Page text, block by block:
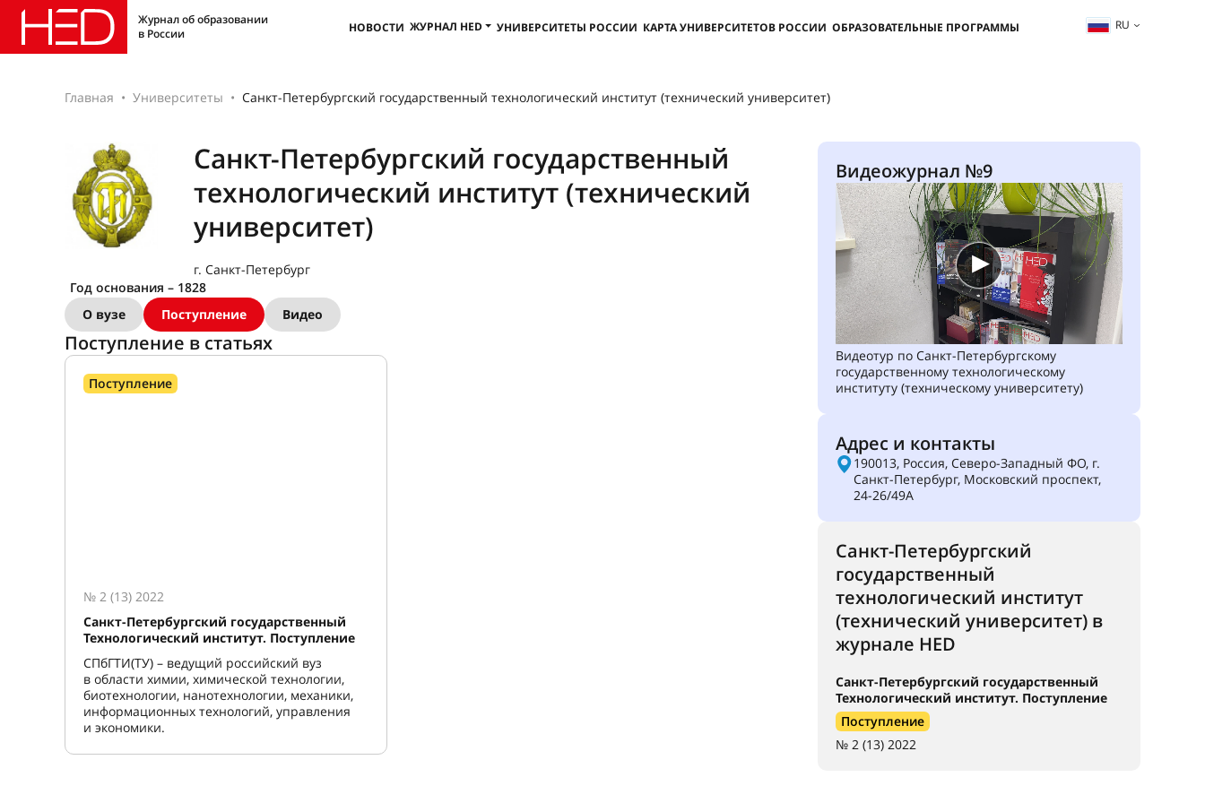
Журнал об образовании
в России
НОВОСТИ ЖУРНАЛ HED УНИВЕРСИТЕТЫ РОССИИ КАРТА УНИВЕРСИТЕТОВ РОССИИ ОБРАЗОВАТЕЛЬНЫЕ ПРОГРАММЫ RU
Главная Университеты Санкт-Петербургский государственный технологический институт (технический университет)
Санкт-Петербургский государственный
технологический институт (технический
университет)
г. Санкт-Петербург
Год основания – 1828
О вузе
Поступление Видео
Поступление в статьях
Поступление
№ 2 (13) 2022
Санкт-Петербургский государственный
Технологический институт. Поступление
СПбГТИ(ТУ) – ведущий российский вуз
в области химии, химической технологии,
биотехнологии, нанотехнологии, механики,
информационных технологий, управления
и экономики.
Видеожурнал №9
Видеотур по Санкт-Петербургскому
государственному технологическому
институту (техническому университету)
Адрес и контакты
190013, Россия, Северо-Западный ФО, г.
Санкт-Петербург, Московский проспект,
24-26/49А
Санкт-Петербургский
государственный
технологический институт
(технический университет) в
журнале HED
Санкт-Петербургский государственный
Технологический институт. Поступление
Поступление
№ 2 (13) 2022